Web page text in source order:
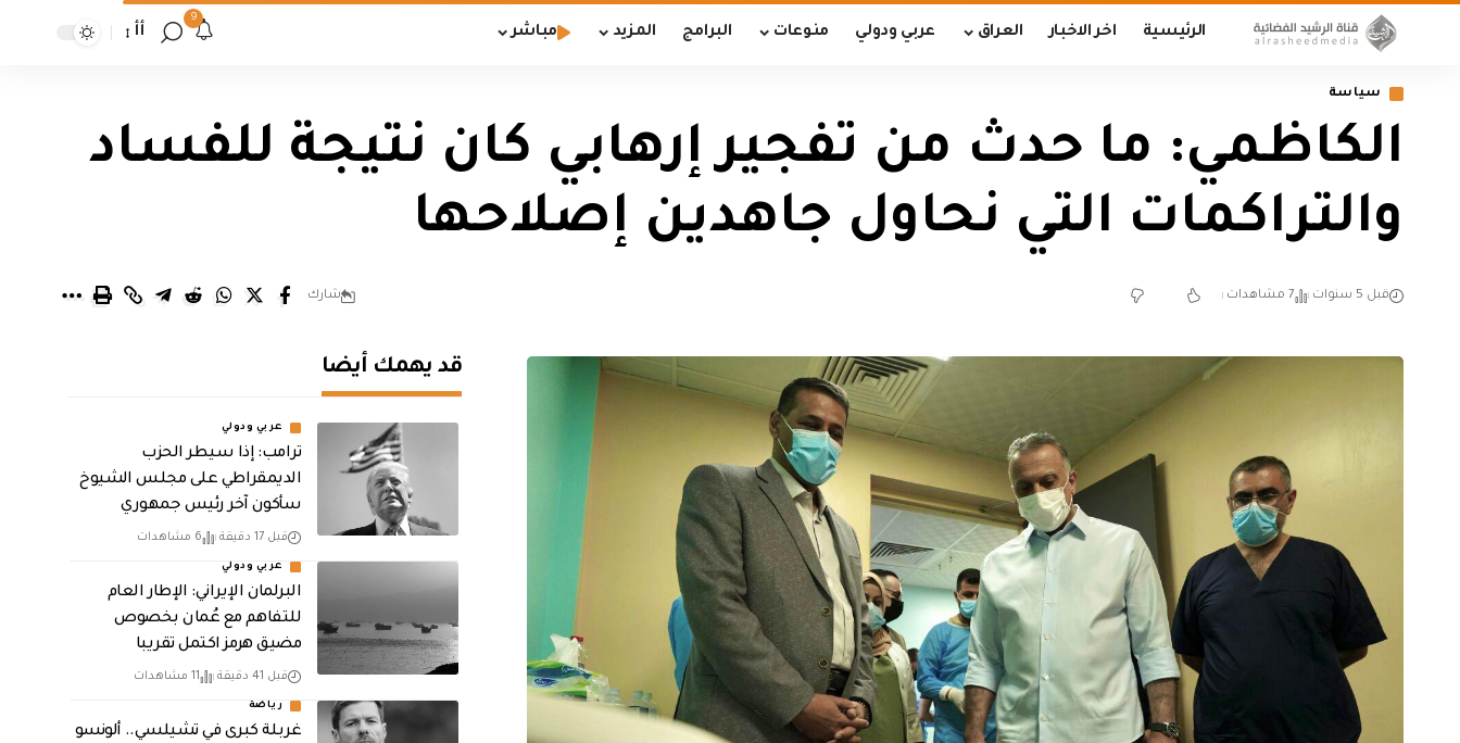
الرئيسية اخر الاخبار العراق عربي ودولي منوعات البرامج المزيد مباشر
9
أأ
سياسة
الكاظمي: ما حدث من تفجير إرهابي كان نتيجة للفساد
والتراكمات التي نحاول جاهدين إصلاحها
قبل 5 سنوات 7 مشاهدات شارك
قد يهمك أيضا
عربي ودولي
ترامب: إذا سيطر الحزب
الديمقراطي على مجلس الشيوخ
سأكون آخر رئيس جمهوري
قبل 17 دقيقة 6 مشاهدات
عربي ودولي
البرلمان الإيراني: الإطار العام
للتفاهم مع عُمان بخصوص
مضيق هرمز اكتمل تقريبا
قبل 41 دقيقة 11 مشاهدات
رياضة
غربلة كبرى في تشيلسي.. ألونسو